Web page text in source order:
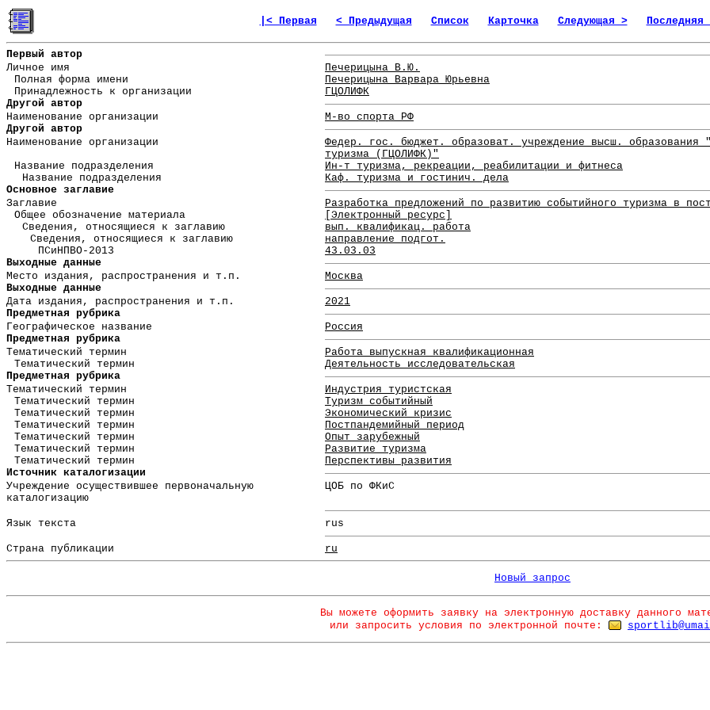
|< Первая < Предыдущая Список Карточка Следующая > Последняя
Первый автор
Личное имя
Печерицына В.Ю.
Полная форма имени
Печерицына Варвара Юрьевна
Принадлежность к организации
ГЦОЛИФК
Другой автор
Наименование организации
М-во спорта РФ
Другой автор
Наименование организации
Федер. гос. бюджет. образоват. учреждение высш.
туризма (ГЦОЛИФК)"
Название подразделения
Ин-т туризма, рекреации, реабилитации и фитнеса
Название подразделения
Каф. туризма и гостинич. дела
Основное заглавие
Заглавие
Разработка предложений по развитию событийного туризма в
Общее обозначение материала
[Электронный ресурс]
Сведения, относящиеся к заглавию
вып. квалификац. работа
Сведения, относящиеся к заглавию
направление подгот.
ПСиНПВО-2013
43.03.03
Выходные данные
Место издания, распространения и т.п.
Москва
Выходные данные
Дата издания, распространения и т.п.
2021
Предметная рубрика
Географическое название
Россия
Предметная рубрика
Тематический термин
Работа выпускная квалификационная
Тематический термин
Деятельность исследовательская
Предметная рубрика
Тематический термин
Индустрия туристская
Тематический термин
Туризм событийный
Тематический термин
Экономический кризис
Тематический термин
Постпандемийный период
Тематический термин
Опыт зарубежный
Тематический термин
Развитие туризма
Тематический термин
Перспективы развития
Источник каталогизации
Учреждение осуществившее первоначальную
каталогизацию
ЦОБ по ФКиС
Язык текста rus
Страна публикации ru
Новый запрос
Вы можете оформить заявку на электронную доставку данного
или запросить условия по электронной почте: